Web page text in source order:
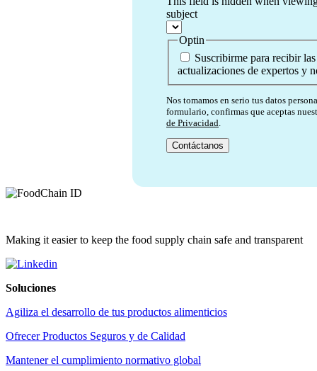
subject
Optin
Suscribirme para recibir
actualizaciones de expertos y
Nos tomamos en serio tus datos
formulario, confirmas que aceptas
de Privacidad.
Making it easier to keep the food supply chain safe and transparent
Soluciones
Agiliza el desarrollo de tus productos alimenticios
Ofrecer Productos Seguros y de Calidad
Mantener el cumplimiento normativo global